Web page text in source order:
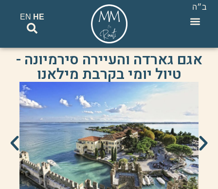
ב״ה
EN HE
אגם גארדה והעיירה סירמיונה -
טיול יומי בקרבת מילאנו